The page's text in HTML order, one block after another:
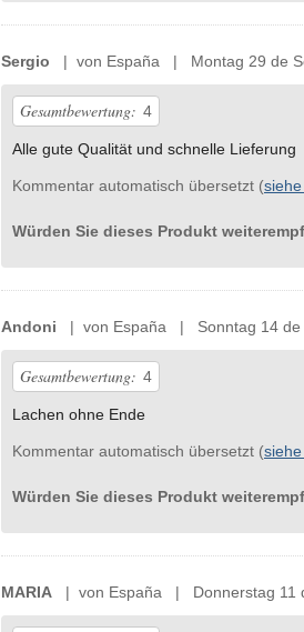
Sergio | von España | Montag 29 de
Gesamtbewertung: 4
Alle gute Qualität und schnelle Lieferung
Kommentar automatisch übersetzt (
Würden Sie dieses Produkt
Andoni | von España | Sonntag 14 de
Gesamtbewertung: 4
Lachen ohne Ende
Kommentar automatisch übersetzt (
Würden Sie dieses Produkt
MARIA | von España | Donnerstag 11